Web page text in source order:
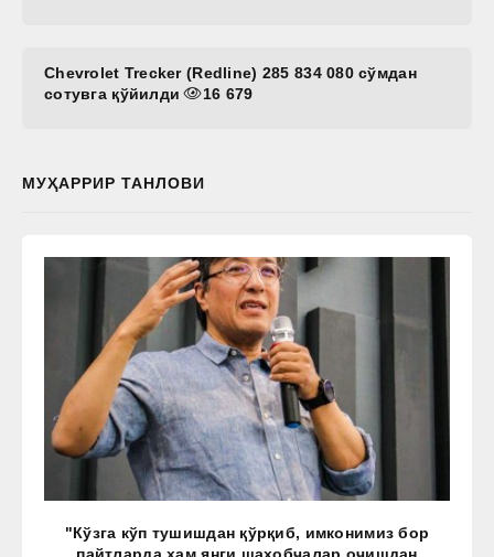
Chevrolet Trecker (Redline) 285 834 080 сўмдан
сотувга қўйилди
16 679
МУҲАРРИР ТАНЛОВИ
"Кўзга кўп тушишдан қўрқиб, имконимиз бор
пайтларда ҳам янги шаҳобчалар очишдан